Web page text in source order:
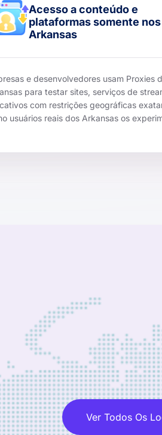
Acesso a conteúdo e
plataformas somente nos
Arkansas
e desenvolvedores usam Proxies
para testar sites, serviços de
com restrições geográficas
usuários reais dos Arkansas os
Ver Todos Os